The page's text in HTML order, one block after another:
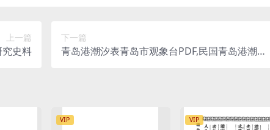
上一篇
史料
下一篇
青岛港潮汐表青岛市观象台PDF,民国青岛港潮汐
VIP VIP